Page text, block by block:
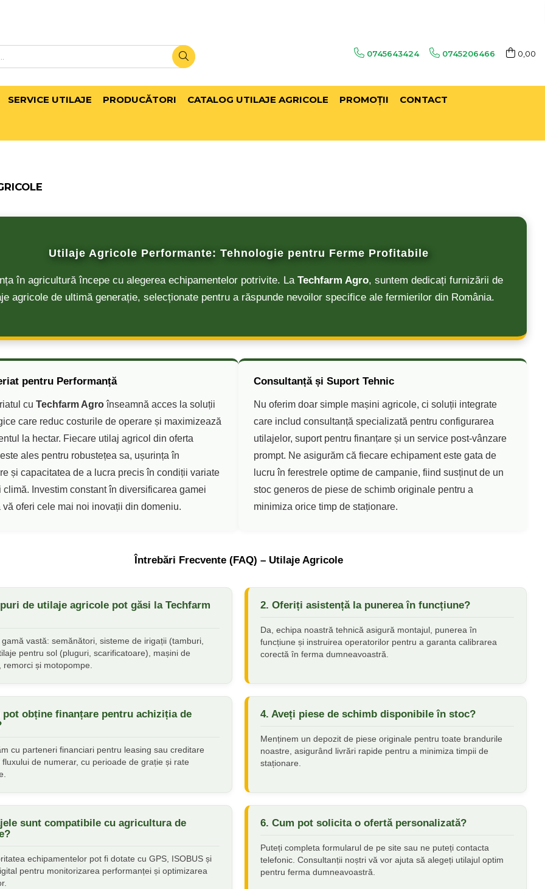
0745643424 0745206466 0,00
SERVICE UTILAJE PRODUCĂTORI CATALOG UTILAJE AGRICOLE PROMOŢII CONTACT
Utilaje Agricole Performante: Tehnologie pentru Ferme Profitabile
în agricultură începe cu alegerea echipamentelor potrivite. La Techfarm Agro, suntem dedicați furnizării de
agricole de ultimă generație, selecționate pentru a răspunde nevoilor specifice ale fermierilor din România.
pentru Performanță
cu Techfarm Agroînseamnă acces la soluții
care reduc costurile de operare și maximizează
la hectar. Fiecare utilaj agricol din oferta
ales pentru robustețea sa, ușurința în
și capacitatea de a lucra precis în condiții variate
climă. Investim constant în diversificarea gamei
vă oferi cele mai noi inovații din domeniu.
Consultanță și Suport Tehnic
Nu oferim doar simple mașini agricole, ci soluții integrate
care includ consultanță specializată pentru configurarea
utilajelor, suport pentru finanțare și un service post-vânzare
prompt. Ne asigurăm că fiecare echipament este gata de
lucru în ferestrele optime de campanie, fiind susținut de un
stoc generos de piese de schimb originale pentru a
minimiza orice timp de staționare.
Întrebări Frecvente (FAQ) – Utilaje Agricole
de utilaje agricole pot găsi la Techfarm
vastă: semănători, sisteme de irigații (tamburi,
pentru sol (pluguri, scarificatoare), mașini de
remorci și motopompe.
2. Oferiți asistență la punerea în funcțiune?
Da, echipa noastră tehnică asigură montajul, punerea în
funcțiune și instruirea operatorilor pentru a garanta calibrarea
corectă în ferma dumneavoastră.
pot obține finanțare pentru achiziția de
cu parteneri financiari pentru leasing sau creditare
de numerar, cu perioade de grație și rate
4. Aveți piese de schimb disponibile în stoc?
Menținem un depozit de piese originale pentru toate brandurile
noastre, asigurând livrări rapide pentru a minimiza timpii de
staționare.
sunt compatibile cu agricultura de
echipamentelor pot fi dotate cu GPS, ISOBUS și
pentru monitorizarea performanței și optimizarea
6. Cum pot solicita o ofertă personalizată?
Puteți completa formularul de pe site sau ne puteți contacta
telefonic. Consultanții noștri vă vor ajuta să alegeți utilajul optim
pentru ferma dumneavoastră.